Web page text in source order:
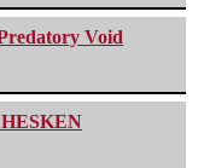
Void
HESKEN